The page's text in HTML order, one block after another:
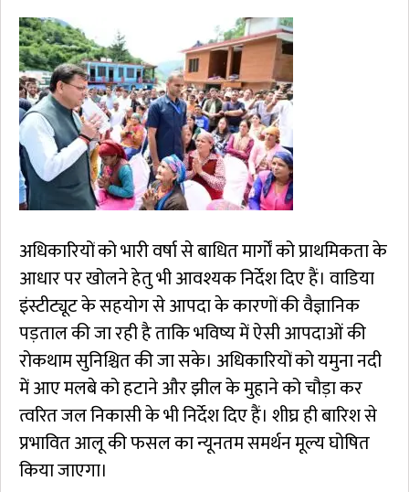
अधिकारियों को भारी वर्षा से बाधित मार्गों को प्राथमिकता के
आधार पर खोलने हेतु भी आवश्यक निर्देश दिए हैं। वाडिया
इंस्टीट्यूट के सहयोग से आपदा के कारणों की वैज्ञानिक
पड़ताल की जा रही है ताकि भविष्य में ऐसी आपदाओं की
रोकथाम सुनिश्चित की जा सके। अधिकारियों को यमुना नदी
में आए मलबे को हटाने और झील के मुहाने को चौड़ा कर
त्वरित जल निकासी के भी निर्देश दिए हैं। शीघ्र ही बारिश से
प्रभावित आलू की फसल का न्यूनतम समर्थन मूल्य घोषित
किया जाएगा।